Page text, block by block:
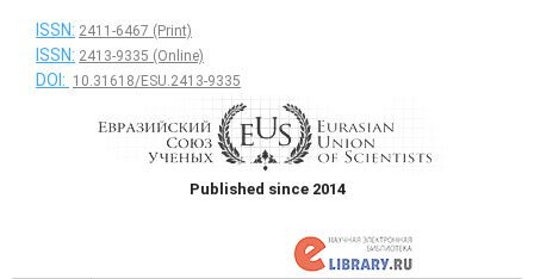
ISSN: 2411-6467 (Print)
ISSN: 2413-9335 (Online)
DOI: 10.31618/ESU.2413-9335
Published since 2014